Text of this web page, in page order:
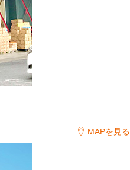
MAPを見る